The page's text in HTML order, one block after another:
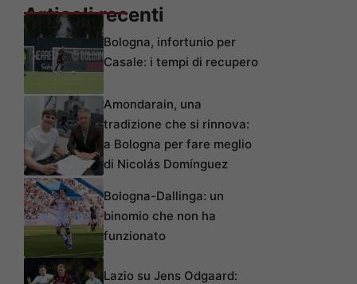
Articoli recenti
Bologna, infortunio per
Casale: i tempi di recupero
Amondarain, una
tradizione che si rinnova:
a Bologna per fare meglio
di Nicolás Domínguez
Bologna-Dallinga: un
binomio che non ha
funzionato
Lazio su Jens Odgaard: